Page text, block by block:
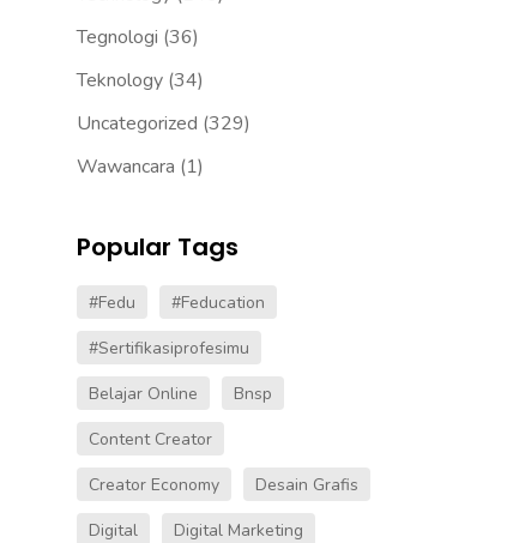
Tegnologi (36)
Teknology(34)
Uncategorized (329)
Wawancara (1)
Popular Tags
#fedu
#Feducation
#sertifikasiprofesimu
Belajar Online
Bnsp
Content Creator
Creator Economy
Desain Grafis
Digital
Digital Marketing